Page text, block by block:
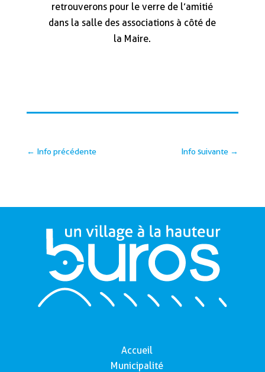
retrouverons pour le verre de l’amitié
dans la salle des associations à côté de
la Maire.
← Info précédente Info suivante →
Accueil
Municipalité